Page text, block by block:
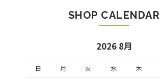
SHOP CALENDAR
2026 8月
日 月 火 水 木